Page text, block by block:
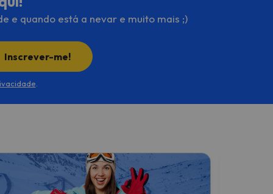
e quando está a nevar e muito mais ;)
Inscrever-me!